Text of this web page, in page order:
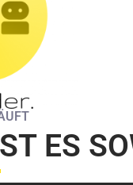
ES